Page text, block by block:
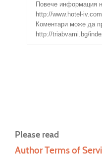
Повече информация
http://www.hotel-iv.com
Коментари може да
http://triabvami.bg/
Please read
Author Terms of